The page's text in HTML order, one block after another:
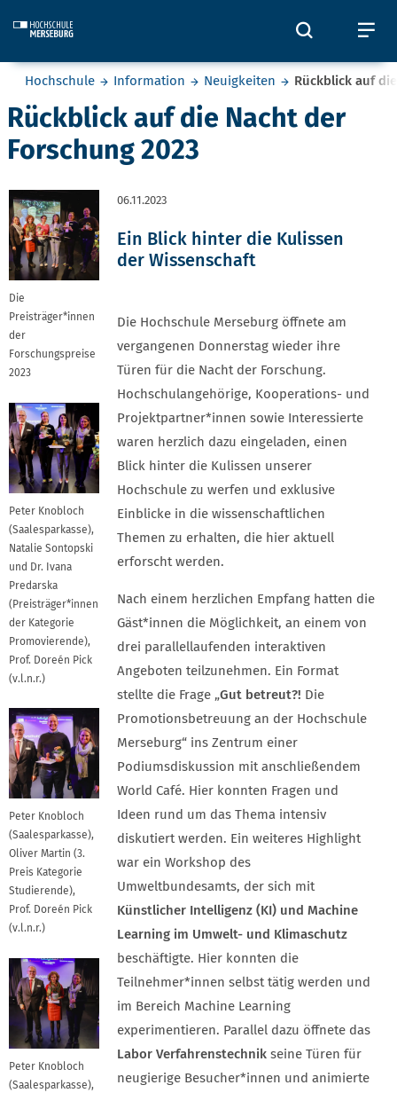
Öffnet
Sie befinden sich hier:
Hochschule Information Neuigkeiten Rückblick auf
Rückblick auf die Nacht der
Forschung 2023
Die
Preisträger*innen
der
Forschungspreise
2023
Peter Knobloch
(Saalesparkasse),
Natalie Sontopski
und Dr. Ivana
Predarska
(Preisträger*innen
der Kategorie
Promovierende),
Prof. Doreén Pick
(v.l.n.r.)
Peter Knobloch
(Saalesparkasse),
Oliver Martin (3.
Preis Kategorie
Studierende),
Prof. Doreén Pick
(v.l.n.r.)
Peter Knobloch
(Saalesparkasse),
06.11.2023
Ein Blick hinter die Kulissen
der Wissenschaft
Die Hochschule Merseburg öffnete am
vergangenen Donnerstag wieder ihre
Türen für die Nacht der Forschung.
Hochschulangehörige, Kooperations- und
Projektpartner*innen sowie Interessierte
waren herzlich dazu eingeladen, einen
Blick hinter die Kulissen unserer
Hochschule zu werfen und exklusive
Einblicke in die wissenschaftlichen
Themen zu erhalten, die hier aktuell
erforscht werden.
Nach einem herzlichen Empfang hatten die
Gäst*innen die Möglichkeit, an einem von
drei parallellaufenden interaktiven
Angeboten teilzunehmen. Ein Format
stellte die Frage „Gut betreut?! Die
Promotionsbetreuung an der Hochschule
Merseburg“ ins Zentrum einer
Podiumsdiskussion mit anschließendem
World Café. Hier konnten Fragen und
Ideen rund um das Thema intensiv
diskutiert werden. Ein weiteres Highlight
war ein Workshop des
Umweltbundesamts, der sich mit
Künstlicher Intelligenz (KI) und Machine
Learning im Umwelt- und Klimaschutz
beschäftigte. Hier konnten die
Teilnehmer*innen selbst tätig werden und
im Bereich Machine Learning
experimentieren. Parallel dazu öffnete das
Labor Verfahrenstechnik seine Türen für
neugierige Besucher*innen und animierte